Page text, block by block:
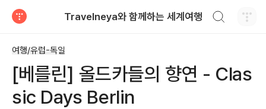
Travelneya와 함께하는 세계여행
여행/유럽-독일
[베를린] 올드카들의 향연 - Clas
sic Days Berlin